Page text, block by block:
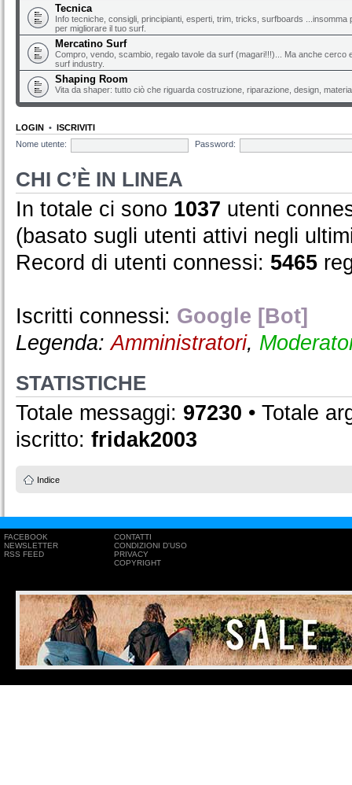
Tecnica
Info tecniche, consigli, principianti, esperti, trim, tricks, surfboards ...insomma
per migliorare il tuo surf.
Mercatino Surf
Compro, vendo, scambio, regalo tavole da surf (magari!!!)... Ma anche cerco
surf industry.
Shaping Room
Vita da shaper: tutto ciò che riguarda costruzione, riparazione, design,
LOGIN • ISCRIVITI
Nome utente:
Password:
CHI C’È IN LINEA
In totale ci sono 1037 utenti
(basato sugli utenti attivi negli
Record di utenti connessi: 5465
Iscritti connessi: Google [Bot]
Legenda:Amministratori,
STATISTICHE
Totale messaggi: 97230 • Totale
iscritto: fridak2003
Indice
FACEBOOK
NEWSLETTER
RSS FEED
CONTATTI
CONDIZIONI D'USO
PRIVACY
COPYRIGHT